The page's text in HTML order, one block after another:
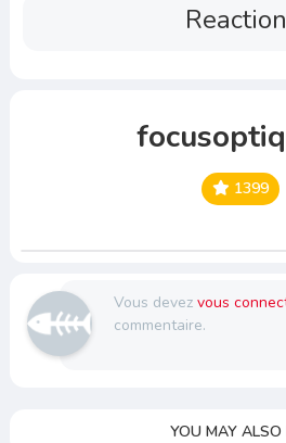
1399
Vous devez vous
commentaire.
YOU MAY ALSO